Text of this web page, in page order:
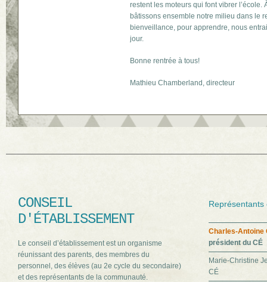
restent les moteurs qui font vibrer l’école.
bâtissons ensemble notre milieu dans le
bienveillance, pour apprendre, nous
jour.
Bonne rentrée à tous!
Mathieu Chamberland, directeur
CONSEIL
D'ÉTABLISSEMENT
Le conseil d’établissement est un organisme
réunissant des parents, des membres du
personnel, des élèves (au 2e cycle du secondaire)
et des représentants de la communauté.
Représentants
Charles-Antoine
président du CÉ
Marie-Christine
CÉ